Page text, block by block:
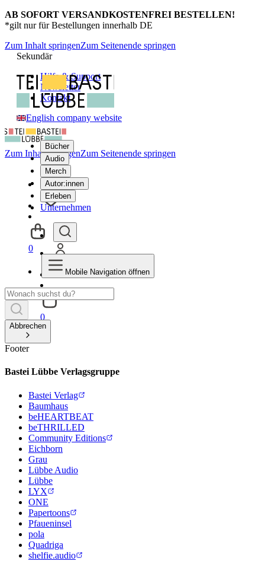
AB SOFORT VERSANDKOSTENFREI BESTELLEN!
*gilt nur für Bestellungen innerhalb DE
Zum Inhalt springenZum Seitenende springen
Sekundär
Hilfe & Support
Newsletter
Kontakt
English company website
Bücher
Audio
Merch
Autor:innen
Erleben
Unternehmen
0
Zum Inhalt springenZum Seitenende springen
0
Mobile Navigation öffnen
Abbrechen
Footer
Bastei Lübbe Verlagsgruppe
Bastei Verlag
Baumhaus
beHEARTBEAT
beTHRILLED
Community Editions
Eichborn
Grau
Lübbe Audio
Lübbe
LYX
ONE
Papertoons
Pfaueninsel
pola
Quadriga
shelfie.audio